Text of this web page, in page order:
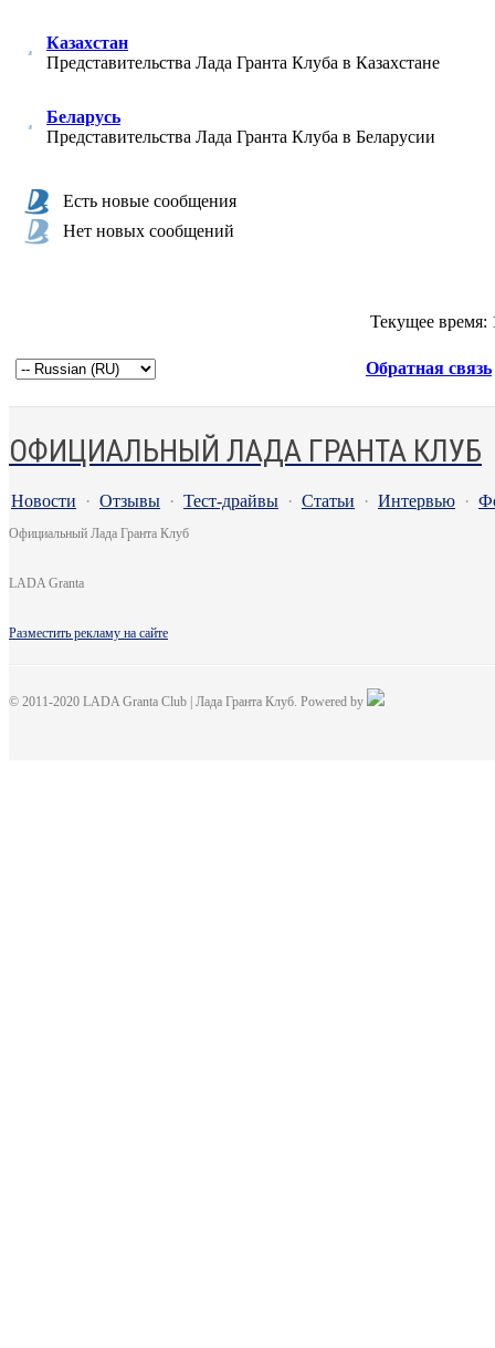
Казахстан
Представительства Лада Гранта Клуба в Казахстане
Беларусь
Представительства Лада Гранта Клуба в Беларусии
Есть новые сообщения
Нет новых сообщений
Текущее время:
Обратная связь
ОФИЦИАЛЬНЫЙ ЛАДА ГРАНТА КЛУБ
Новости · Отзывы · Тест-драйвы · Статьи · Интервью ·
Официальный Лада Гранта Клуб
LADA Granta
Разместить рекламу на сайте
© 2011-2020 LADA Granta Club | Лада Гранта Клуб. Powered by